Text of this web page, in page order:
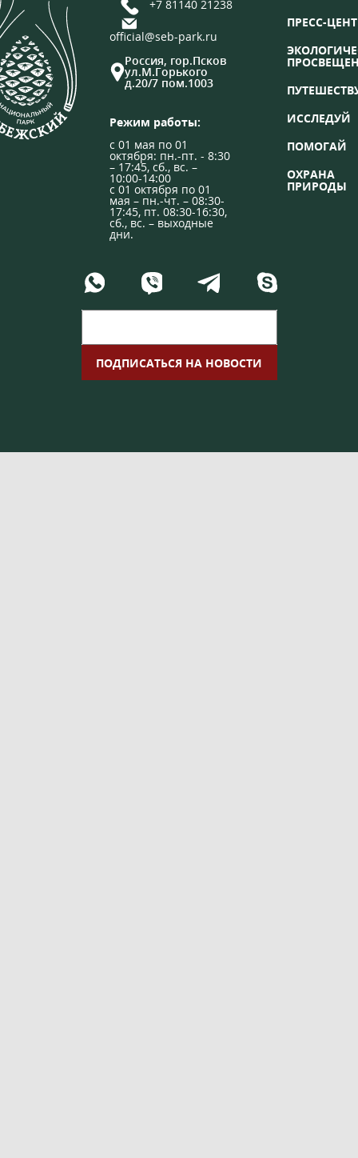
+7 81140 21238
official@seb-park.ru
Россия, гор.Псков
ул.М.Горького
д.20/7 пом.1003
Режим работы:
с 01 мая по 01
октября: пн.-пт. - 8:30
– 17:45, сб., вс. –
10:00-14:00
с 01 октября по 01
мая – пн.-чт. – 08:30-
17:45, пт. 08:30-16:30,
сб., вс. – выходные
дни.
ПРЕСС-
ИССЛЕДУЙ
ПОМОГАЙ
ОХРАНА
ПРИРОДЫ